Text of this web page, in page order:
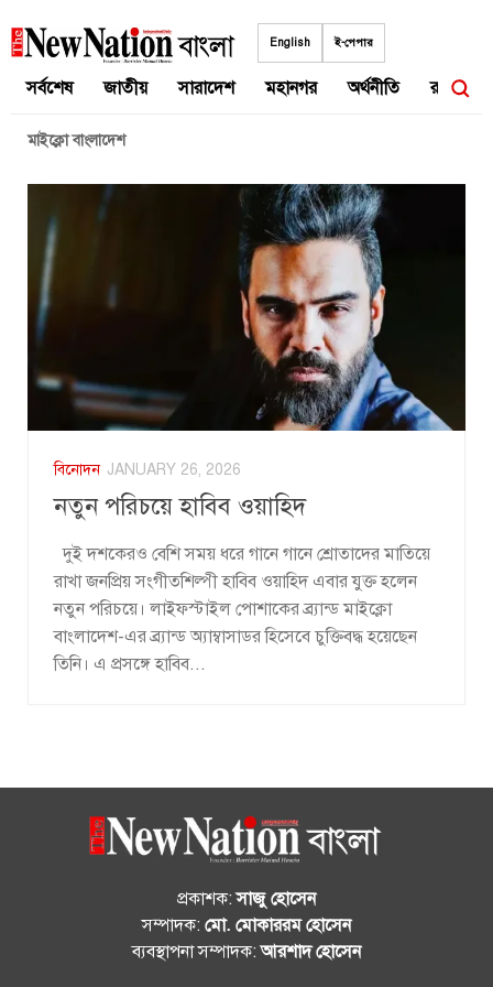
to
English ই-পেপার
সর্বশেষ জাতীয় সারাদেশ মহানগর অর্থনীতি রাজনীতি
মাইক্লো বাংলাদেশ
বিনোদন JANUARY 26, 2026
নতুন পরিচয়ে হাবিব ওয়াহিদ
দুই দশকেরও বেশি সময় ধরে গানে গানে শ্রোতাদের মাতিয়ে
রাখা জনপ্রিয় সংগীতশিল্পী হাবিব ওয়াহিদ এবার যুক্ত হলেন
নতুন পরিচয়ে। লাইফস্টাইল পোশাকের ব্র্যান্ড মাইক্লো
বাংলাদেশ-এর ব্র্যান্ড অ্যাম্বাসাডর হিসেবে চুক্তিবদ্ধ হয়েছেন
তিনি। এ প্রসঙ্গে হাবিব...
প্রকাশক:সাজু হোসেন
সম্পাদক: মো. মোকাররম হোসেন
ব্যবস্থাপনা সম্পাদক:আরশাদ হোসেন